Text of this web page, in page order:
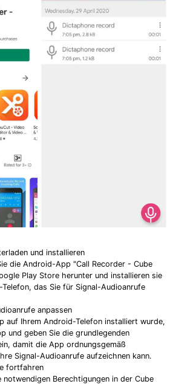
und installieren
die Android-App "Call Recorder - Cube
Play Store herunter und installieren sie
das Sie für Signal-Audioanrufe
anpassen
auf Ihrem Android-Telefon installiert wurde,
und geben Sie die grundlegenden
damit die App ordnungsgemäß
Signal-Audioanrufe aufzeichnen kann.
fortfahren
notwendigen Berechtigungen in der Cube